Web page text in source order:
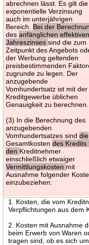
abrechnen lässt. Es gilt die
exponentielle Verzinsung
auch im unterjährigen
Bereich. Bei der
desanfänglichen effektiven
Jahreszinsessind die zum
Zeitpunkt des Angebots
der Werbung geltenden
preisbestimmenden
zugrunde zu legen. Der
anzugebende
Vomhundertsatz ist mit der
Kreditgewerbe üblichen
Genauigkeit zu berechnen.
(3) In die Berechnung des
anzugebenden
Vomhundertsatzes sinddie
Gesamtkostendes Kredits
den Kreditnehmer
einschließlich etwaiger
Vermittlungskosten mit
Ausnahme folgender
einzubeziehen:
1. Kosten, die vom
Verpflichtungen aus dem
2. Kosten mit Ausnahme
beim Erwerb von Waren
tragen sind, ob es sich